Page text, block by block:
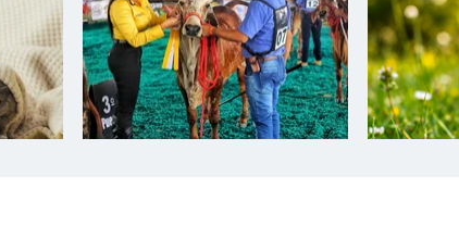
Bagre rayado entero fresco
Banano Bocadillo
Banano Urabá